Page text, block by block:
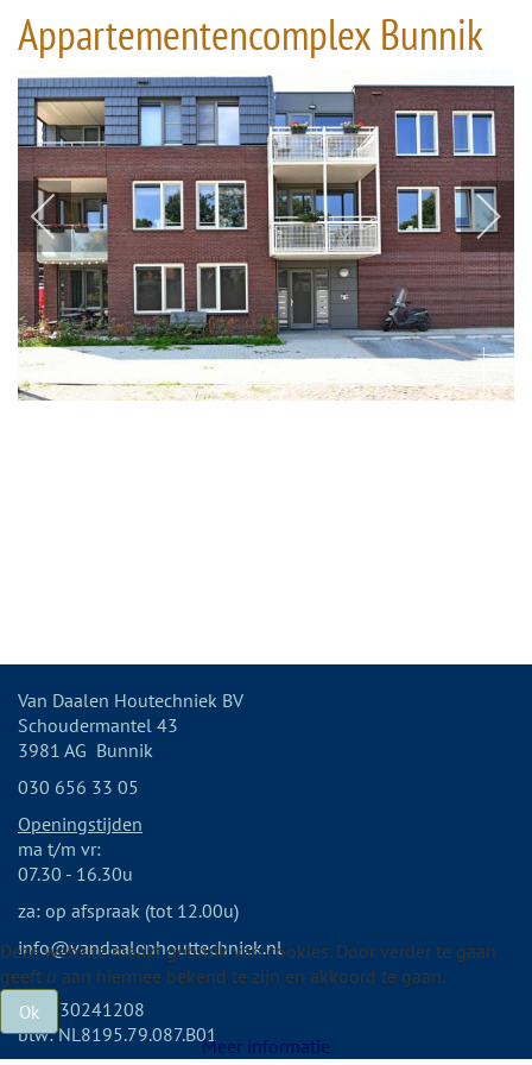
Appartementencomplex Bunnik
Van Daalen Houtechniek BV
Schoudermantel 43
3981 AG Bunnik
030 656 33 05
Openingstijden
ma t/m vr:
07.30 - 16.30u
za: op afspraak (tot 12.00u)
info@vandaalenhouttechniek.nl
KvK: 30241208
btw: NL8195.79.087.B01
Deze website maakt gebruik van cookies. Door verder te gaan
geeft u aan hiermee bekend te zijn en akkoord te gaan.
Ok
Meer informatie